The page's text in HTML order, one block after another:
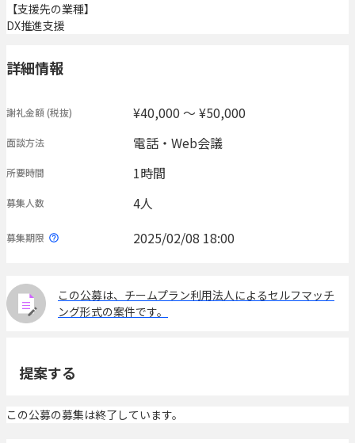
【支援先の業種】
DX推進支援
詳細情報
謝礼金額(税抜) ¥40,000 〜 ¥50,000
面談方法 電話・Web会議
所要時間 1時間
募集人数 4人
募集期限 2025/02/08 18:00
この公募は、チームプラン利用法人によるセルフマッチ
ング形式の案件です。
提案する
この公募の募集は終了しています。